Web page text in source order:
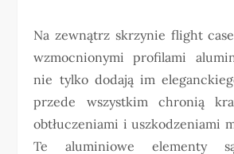
Na zewnątrz skrzynie flight
wzmocnionymi profilami
nie tylko dodają im
przede wszystkim chronią
obtłuczeniami i uszkodzeniami
Te aluminiowe elementy